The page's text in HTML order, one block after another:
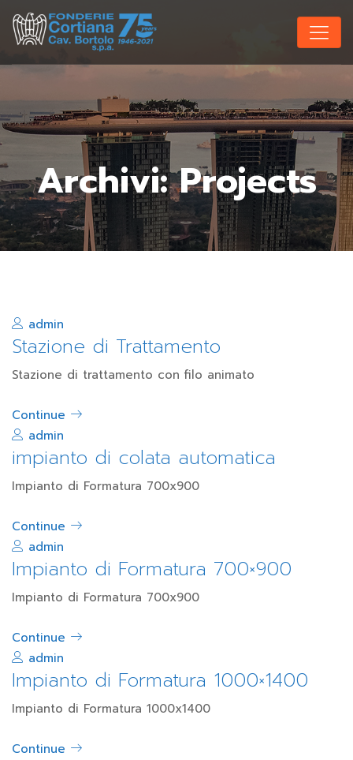
Archivi:Projects
admin
Stazione di Trattamento
Stazione di trattamento con filo animato
Continue
admin
impianto di colata automatica
Impianto di Formatura 700x900
Continue
admin
Impianto di Formatura 700×900
Impianto di Formatura 700x900
Continue
admin
Impianto di Formatura 1000×1400
Impianto di Formatura 1000x1400
Continue